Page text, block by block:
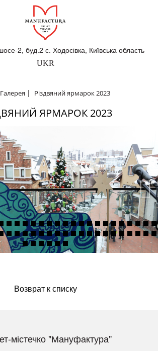
2, буд.2 с. Ходосівка, Київська область
UKR
Галерея | Різдвяний ярмарок 2023
ЯРМАРОК 2023
Возврат к списку
містечко "Мануфактура"